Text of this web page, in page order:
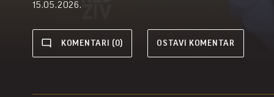
15.05.2026.
KOMENTARI (0) OSTAVI KOMENTAR